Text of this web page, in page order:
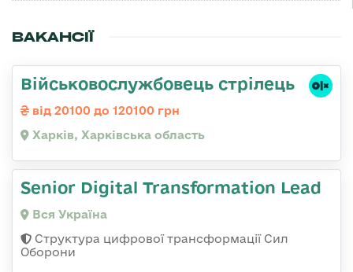
ВАКАНСІЇ
Військовослужбовець стрілець
від 20100 до 120100 грн
Харків, Харківська область
Senior Digital Transformation Lead
Вся Україна
Структура цифрової трансформації Сил
Оборони